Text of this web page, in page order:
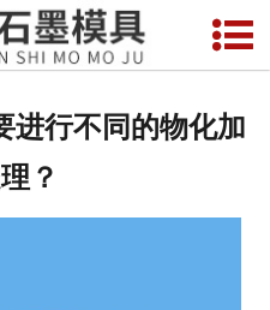
网站首页
新闻中心
进行不同的物化加
？